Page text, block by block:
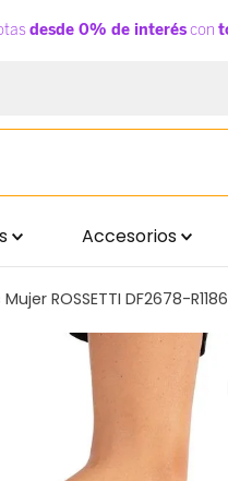
Accesorios
ROSSETTI DF2678-R1186